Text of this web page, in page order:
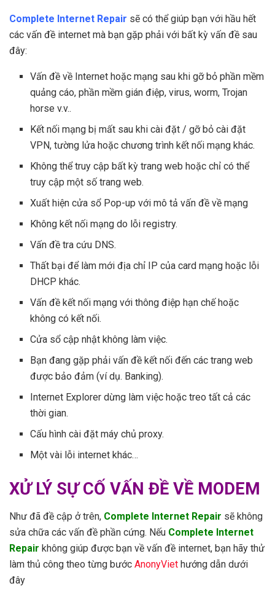
Complete Internet Repair sẽ có thể giúp bạn với hầu hết
các vấn đề internet mà bạn gặp phải với bất kỳ vấn đề sau
đây:
Vấn đề về Internet hoặc mạng sau khi gỡ bỏ phần mềm
quảng cáo, phần mềm gián điệp, virus, worm, Trojan
horse v.v..
Kết nối mạng bị mất sau khi cài đặt / gỡ bỏ cài đặt
VPN, tường lửa hoặc chương trình kết nối mạng khác.
Không thể truy cập bất kỳ trang web hoặc chỉ có thể
truy cập một số trang web.
Xuất hiện cửa sổ Pop-up với mô tả vấn đề về mạng
Không kết nối mạng do lỗi registry.
Vấn đề tra cứu DNS.
Thất bại để làm mới địa chỉ IP của card mạng hoặc lỗi
DHCP khác.
Vấn đề kết nối mạng với thông điệp hạn chế hoặc
không có kết nối.
Cửa sổ cập nhật không làm việc.
Bạn đang gặp phải vấn đề kết nối đến các trang web
được bảo đảm (ví dụ. Banking).
Internet Explorer dừng làm việc hoặc treo tất cả các
thời gian.
Cấu hình cài đặt máy chủ proxy.
Một vài lỗi internet khác…
XỬ LÝ SỰ CỐ VẤN ĐỀ VỀ MODEM
Như đã đề cập ở trên, Complete Internet Repair sẽ không
sửa chữa các vấn đề phần cứng. Nếu Complete Internet
Repair không giúp được bạn về vấn đề internet, bạn hãy thử
làm thủ công theo từng bước AnonyViet hướng dẫn dưới
đây